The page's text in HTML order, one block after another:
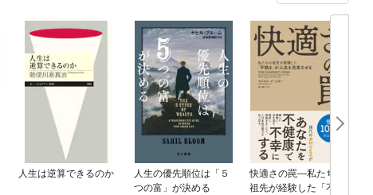
人生は逆算できるのか
人生の優先順位は「５
つの富」が決める
快適さの罠―私たちの
祖先が経験した「不快